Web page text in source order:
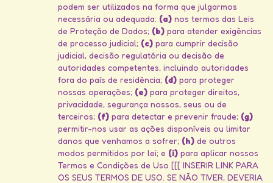
podem ser utilizados na forma que julgarmos
necessária ou adequada: (a) nos termos das Leis
de Proteção de Dados; (b) para atender exigências
de processo judicial; (c) para cumprir decisão
judicial, decisão regulatória ou decisão de
autoridades competentes, incluindo autoridades
fora do país de residência; (d) para proteger
nossas operações; (e) para proteger direitos,
privacidade, segurança nossos, seus ou de
terceiros; (f) para detectar e prevenir fraude; (g)
permitir-nos usar as ações disponíveis ou limitar
danos que venhamos a sofrer; (h) de outros
modos permitidos por lei; e (i) para aplicar nossos
Termos e Condições de Uso [[[ INSERIR LINK PARA
OS SEUS TERMOS DE USO. SE NÃO TIVER, DEVERIA